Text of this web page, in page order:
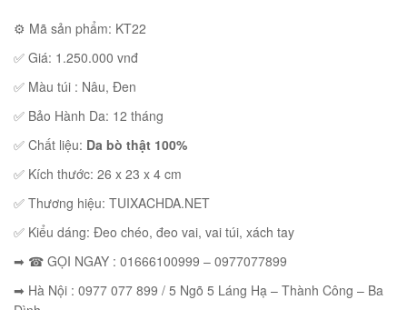
⚙ Mã sản phẩm: KT22
✅ Giá: 1.250.000 vnđ
✅ Màu túi : Nâu, Đen
✅ Bảo Hành Da: 12 tháng
✅ Chất liệu: Da bò thật 100%
✅ Kích thước: 26 x 23 x 4 cm
✅ Thương hiệu: TUIXACHDA.NET
✅ Kiểu dáng: Đeo chéo, đeo vai, vai túi, xách tay
➡ ☎ GỌI NGAY : 01666100999 – 0977077899
➡ Hà Nội : 0977 077 899 / 5 Ngõ 5 Láng Hạ – Thành Công – Ba